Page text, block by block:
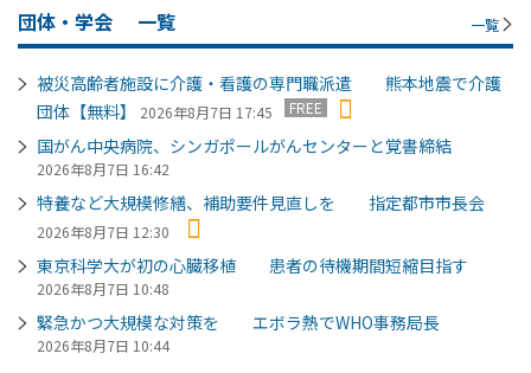
団体・学会 一覧 一覧
被災高齢者施設に介護・看護の専門職派遣 熊本地震で介護
団体【無料】
2026年8月7日 17:45 FREE
国がん中央病院、シンガポールがんセンターと覚書締結
2026年8月7日 16:42
特養など大規模修繕、補助要件見直しを 指定都市市長会
2026年8月7日 12:30
東京科学大が初の心臓移植 患者の待機期間短縮目指す
2026年8月7日 10:48
緊急かつ大規模な対策を エボラ熱でWHO事務局長
2026年8月7日 10:44